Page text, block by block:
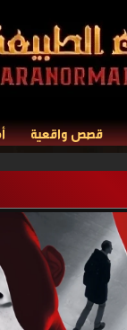
قصص واقعية